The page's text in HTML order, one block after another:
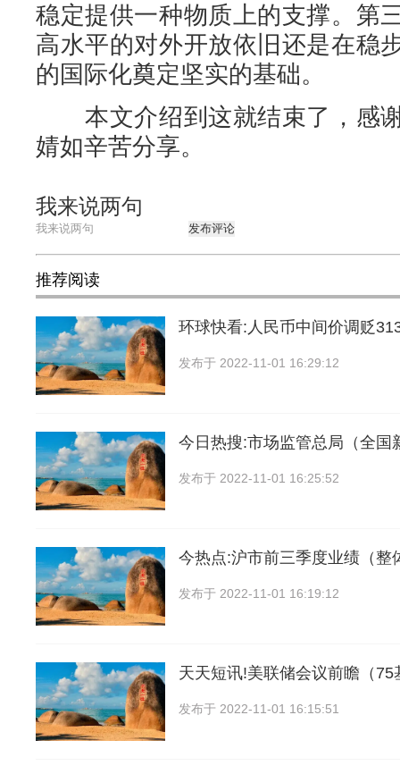
稳定提供一种物质上的支撑。第
高水平的对外开放依旧还是在稳
的国际化奠定坚实的基础。
本文介绍到这就结束了，感
婧如辛苦分享。
我来说两句
发布评论
推荐阅读
环球快看:人民币中间价调贬
发布于 2022-11-01 16:29:12
今日热搜:市场监管总局（全国
发布于 2022-11-01 16:25:52
今热点:沪市前三季度业绩（整
发布于 2022-11-01 16:19:12
天天短讯!美联储会议前瞻（75
发布于 2022-11-01 16:15:51